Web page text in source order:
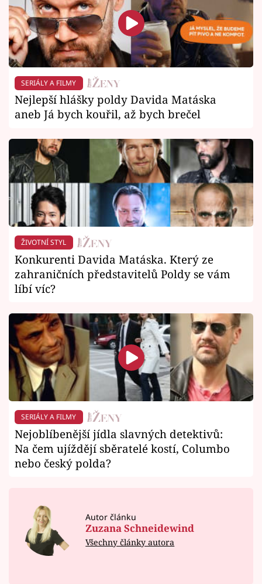
SERIÁLY A FILMY
Nejlepší hlášky poldy Davida Matáska
aneb Já bych kouřil, až bych brečel
ŽIVOTNÍ STYL
Konkurenti Davida Matáska. Který ze
zahraničních představitelů Poldy se vám
líbí víc?
SERIÁLY A FILMY
Nejoblíbenější jídla slavných detektivů:
Na čem ujíždějí sběratelé kostí, Columbo
nebo český polda?
Autor článku
Zuzana Schneidewind
Všechny články autora